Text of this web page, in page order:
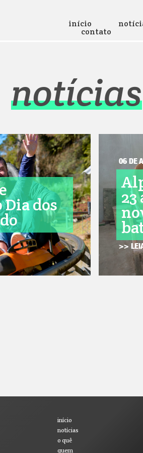
início
contato
notícias
dos
06 DE
23
>>
início
notícias
o quê
quem